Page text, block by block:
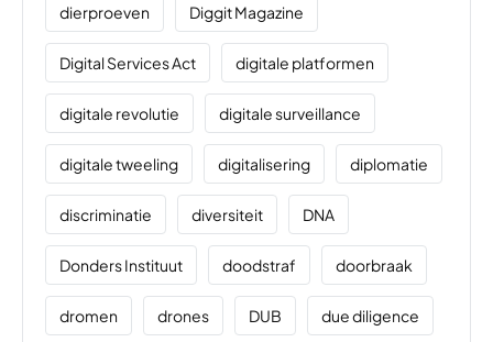
dierproeven Diggit Magazine
Digital Services Act digitale platformen
digitale revolutie digitale surveillance
digitale tweeling digitalisering diplomatie
discriminatie diversiteit DNA
Donders Instituut doodstraf doorbraak
dromen drones DUB due diligence